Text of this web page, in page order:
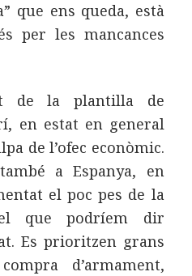
que ens queda, està
per les mancances
de la plantilla de
en estat en general
de l’ofec econòmic.
a Espanya, en
el poc pes de la
que podríem dir
Es prioritzen grans
d’armament,